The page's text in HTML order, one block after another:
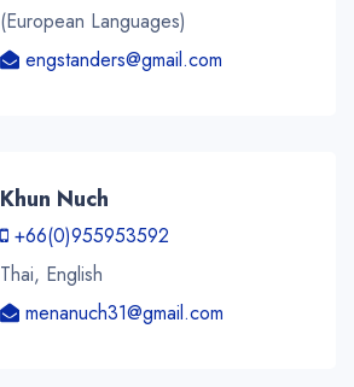
(European Languages)
engstanders@gmail.com
Khun Nuch
+66(0)955953592
Thai, English
menanuch31@gmail.com